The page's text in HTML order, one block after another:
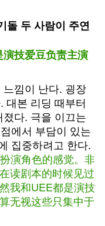
돌 두 사람이 주연
技爱豆负责主演
낌이 난다. 굉장
대본 리딩 때부터
다. 극을 이끄는
에서 부담이 있는
집중하려고 한다.
演角色的感觉。非
读剧本的时候见过
我和UEE都是演技
无视这些只集中于